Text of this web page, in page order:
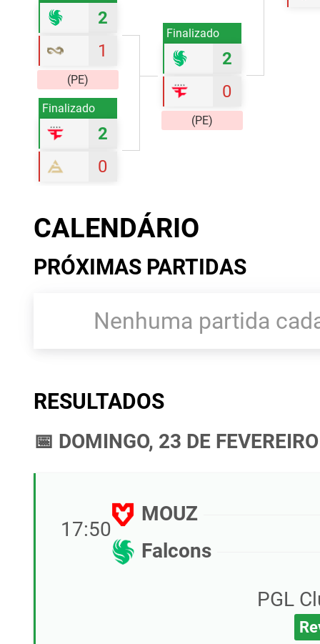
Finalizado
2
0
(PE)
2
1
(PE)
Finalizado
2
0
CALENDÁRIO
PRÓXIMAS PARTIDAS
Nenhuma partida
RESULTADOS
📅 DOMINGO, 23 DE
17:50
MOUZ
Falcons
PGL